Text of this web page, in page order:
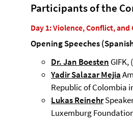
Participants of the
Day 1: Violence, Conflict,
Opening Speeches
Dr. Jan Boesten
Yadir Salazar Mejia
Republic of Colombia
Lukas Reinehr
Luxemburg